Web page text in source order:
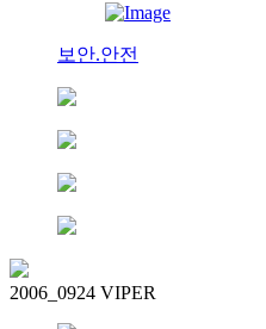
보안.안전
2006_0924 VIPER